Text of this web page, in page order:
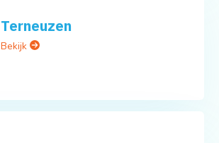
Terneuzen
Bekijk